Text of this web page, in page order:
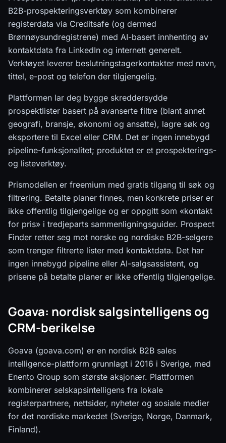
B2B-prospekteringsverktøy som kombinerer
registerdata via Creditsafe (og dermed
Brønnøysundregistrene) med AI-basert innhenting av
kontaktdata fra LinkedIn og internett generelt.
Verktøyet leverer beslutningstagerkontakter med navn,
tittel, e-post og telefon der tilgjengelig.
Plattformen lar deg bygge skreddersydde
prospektlister basert på avanserte filtre (blant annet
geografi, bransje, økonomi og ansatte), lagre søk og
eksportere til Excel eller CRM. Det er ingen innebygd
pipeline-funksjonalitet; produktet er et prospekterings-
og listeverktøy.
Prismodellen er freemium med gratis tilgang til søk og
filtrering. Betalte planer finnes, men konkrete priser er
ikke offentlig tilgjengelige og er oppgitt som «kontakt
for pris» i tredjeparts sammenligningsguider. Prospect
Finder retter seg mot norske og nordiske B2B-selgere
som trenger filtrerte lister med kontaktdata. Det har
ingen innebygd pipeline eller AI-salgsassistent, og
prisene på betalte planer er ikke offentlig tilgjengelige.
Goava: nordisk salgsintelligens og
CRM-berikelse
Goava (goava.com) er en nordisk B2B sales
intelligence-plattform grunnlagt i 2016 i Sverige, med
Enento Group som største aksjonær. Plattformen
kombinerer selskapsintelligens fra lokale
registerpartnere, nettsider, nyheter og sosiale medier
for det nordiske markedet (Sverige, Norge, Danmark,
Finland).